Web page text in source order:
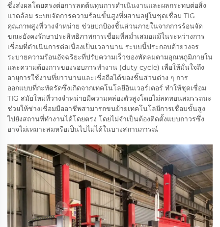
ซึ่งส่งผลโดยตรงต่อการลดต้นทุนการดำเนินงานและผลกระทบต่อสิ่ง
แวดล้อม ระบบจัดการความร้อนขั้นสูงที่ผสานอยู่ในชุดเชื่อม TIG
คุณภาพสูงที่วางจำหน่าย ช่วยปกป้องชิ้นส่วนภายในจากการร้อนจัด
ขณะยังคงรักษาประสิทธิภาพการเชื่อมที่สม่ำเสมอแม้ในระหว่างการ
เชื่อมที่ดำเนินการต่อเนื่องเป็นเวลานาน ระบบนี้ประกอบด้วยวงจร
ระบายความร้อนอัจฉริยะที่ปรับความเร็วของพัดลมตามอุณหภูมิภายใน
และความต้องการของรอบการทำงาน (duty cycle) เพื่อให้มั่นใจถึง
อายุการใช้งานที่ยาวนานและเชื่อถือได้ของชิ้นส่วนต่าง ๆ การ
ออกแบบที่กะทัดรัดซึ่งเกิดจากเทคโนโลยีอินเวอร์เตอร์ ทำให้ชุดเชื่อม
TIG สมัยใหม่ที่วางจำหน่ายมีความคล่องตัวสูงโดยไม่ลดทอนสมรรถนะ
ช่วยให้ช่างเชื่อมมืออาชีพสามารถขนย้ายเทคโนโลยีการเชื่อมขั้นสูง
ไปยังสถานที่ทำงานได้โดยตรง โดยไม่จำเป็นต้องติดตั้งแบบถาวรซึ่ง
อาจไม่เหมาะสมหรือเป็นไปไม่ได้ในบางสถานการณ์